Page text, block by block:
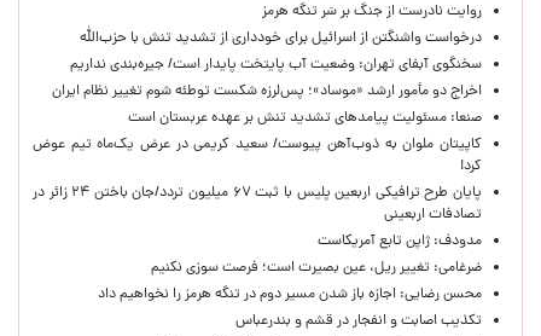
روایت نادرست از جنگ بر سَر تنگه هرمز
درخواست واشنگتن از اسرائیل برای خودداری از تشدید تنش با حزب‌الله
سخنگوی آبفای تهران: وضعیت آب پایتخت پایدار است/ جیره‌بندی نداریم
اخراج دو مأمور ارشد «موساد»؛ پس‌لرزه شکست توطئه شوم تغییر نظام ایران
صنعا: مسئولیت پیامدهای تشدید تنش بر عهده عربستان است
کاپیتان ملوان به ذوب‌آهن پیوست/ سعید کریمی در عرض یک‌ماه تیم عوض
کرد!
پایان طرح ترافیکی اربعین پلیس با ثبت ۶۷ میلیون تردد/جان باختن ۲۴ زائر در
تصادفات اربعینی
مدودف: ژاپن تابع آمریکاست
ضرغامی: تغییر ریل، عین بصیرت است؛ فرصت سوزی نکنیم
محسن رضایی: اجازه باز شدن مسیر دوم در تنگه هرمز را نخواهیم داد
تکذیب اصابت و انفجار در قشم و بندرعباس